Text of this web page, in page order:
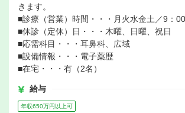
きます。
■診療（営業）時間・・・月火水金土／9：
■休診（定休）日・・・木曜、日曜、祝日
■応需科目・・・耳鼻科、広域
■設備情報・・・電子薬歴
■在宅・・・有（2名）
給与
年収650万円以上可